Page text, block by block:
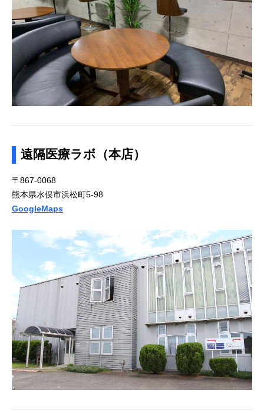
遠隔医療ラボ（本店）
〒867-0068
熊本県水俣市浜松町5-98
GoogleMaps